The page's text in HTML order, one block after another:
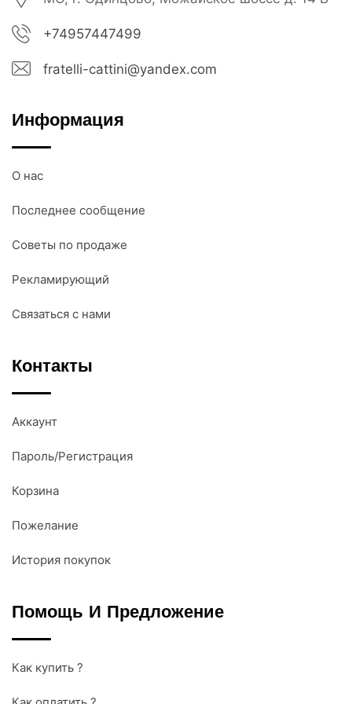
+74957447499
fratelli-cattini@yandex.com
Информация
О нас
Последнее сообщение
Советы по продаже
Рекламирующий
Связаться с нами
Контакты
Аккаунт
Пароль/Регистрация
Корзина
Пожелание
История покупок
Помощь И Предложение
Как купить ?